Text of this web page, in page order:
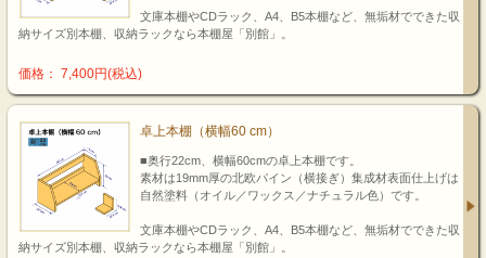
文庫本棚やCDラック、A4、B5本棚など、無垢材でできた収
納サイズ別本棚、収納ラックなら本棚屋「別館」。
価格： 7,400円(税込)
卓上本棚（横幅60 cm）
■奥行22cm、横幅60cmの卓上本棚です。
素材は19mm厚の北欧パイン（横接ぎ）集成材表面仕上げは
自然塗料（オイル／ワックス／ナチュラル色）です。
文庫本棚やCDラック、A4、B5本棚など、無垢材でできた収
納サイズ別本棚、収納ラックなら本棚屋「別館」。